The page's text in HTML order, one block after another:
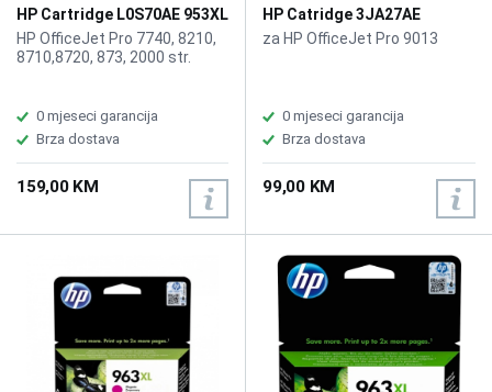
HP Cartridge L0S70AE 953XL
Black
HP OfficeJet Pro 7740, 8210,
8710,8720, 873, 2000 str.
0 mjeseci garancija
Brza dostava
159,00 KM
HP Catridge 3JA27AE
No.963XL Cyan
za HP OfficeJet Pro 9013
0 mjeseci garancija
Brza dostava
99,00 KM